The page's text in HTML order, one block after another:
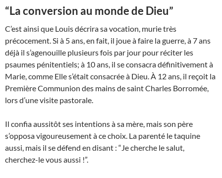
“La conversion au monde de Dieu”
C’est ainsi que Louis décrira sa vocation, murie très
précocement. Si à 5 ans, en fait, il joue à faire la guerre, à 7 ans
déjà il s’agenouille plusieurs fois par jour pour réciter les
psaumes pénitentiels; à 10 ans, il se consacra définitivement à
Marie, comme Elle s’était consacrée à Dieu. À 12 ans, il reçoit la
Première Communion des mains de saint Charles Borromée,
lors d’une visite pastorale.
Il confia aussitôt ses intentions à sa mère, mais son père
s’opposa vigoureusement à ce choix. La parenté le taquine
aussi, mais il se défend en disant : “Je cherche le salut,
cherchez-le vous aussi !”.